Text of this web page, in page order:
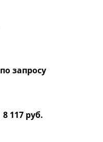
по запросу
8 117 руб.